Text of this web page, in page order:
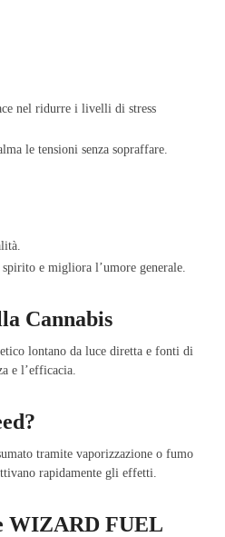
nel ridurre i livelli di stress
le tensioni senza sopraffare.
e migliora l’umore generale.
Cannabis
lontano da luce diretta e fonti di
e l’efficacia.
tramite vaporizzazione o fumo
rapidamente gli effetti.
WIZARD FUEL